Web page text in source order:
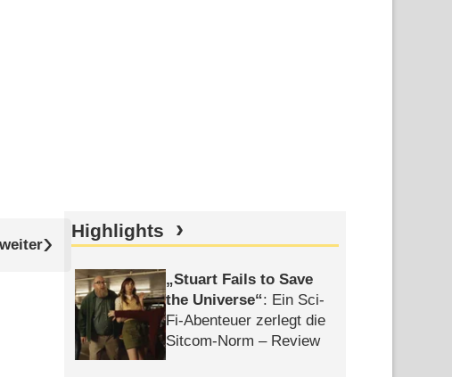
Highlights
Stuart Fails to Save
the Universe : Ein Sci-
Fi-Abenteuer zerlegt die
Sitcom-Norm – Review